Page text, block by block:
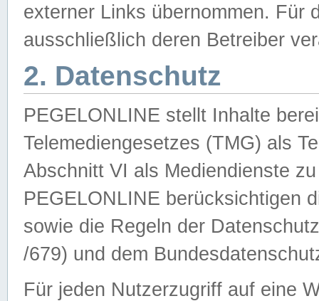
externer Links übernommen. Für
ausschließlich deren Betreiber
2. Datenschutz
PEGELONLINE stellt Inhalte
Telemediengesetzes (TMG) als
Abschnitt VI als Mediendienste
PEGELONLINE berücksichtigen
sowie die Regeln der
/679) und dem
Für jeden Nutzerzugriff auf eine